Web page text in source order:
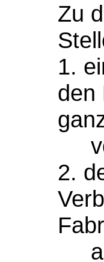
Zu
1.
den
2.